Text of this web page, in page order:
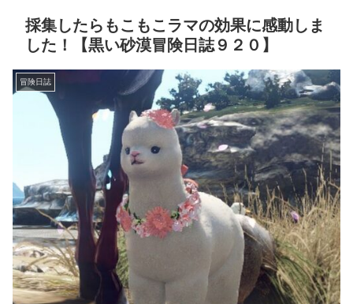
採集したらもこもこラマの効果に感動しま
した！【黒い砂漠冒険日誌９２０】
冒険日誌